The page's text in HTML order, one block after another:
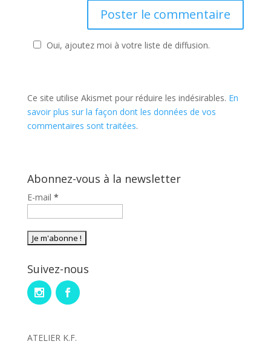
Oui, ajoutez moi à votre liste de diffusion.
Ce site utilise Akismet pour réduire les indésirables. En
savoir plus sur la façon dont les données de vos
commentaires sont traitées.
Abonnez-vous à la newsletter
E-mail *
Suivez-nous
ATELIER K.F.